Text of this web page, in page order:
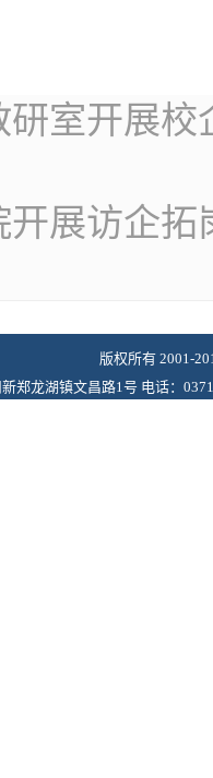
研室开展
开展访企
版权所有 2001-
郑龙湖镇文昌路1号 电话：